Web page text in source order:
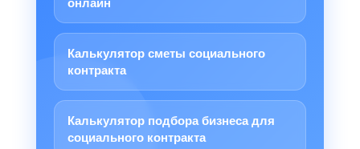
онлайн
Калькулятор сметы социального
контракта
Калькулятор подбора бизнеса для
социального контракта